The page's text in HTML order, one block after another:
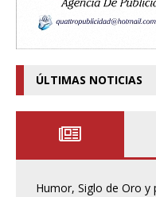
ÚLTIMAS NOTICIAS
Humor, Siglo de Oro y